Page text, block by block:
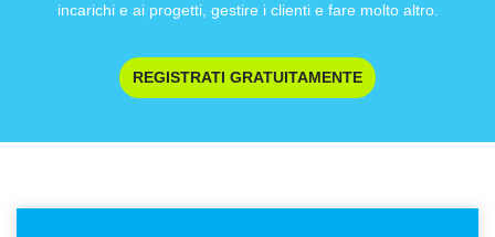
incarichi e ai progetti, gestire i clienti e fare molto altro.
REGISTRATI GRATUITAMENTE